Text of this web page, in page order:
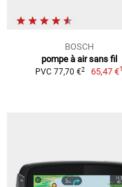
BOSCH
pompe à air sans fil
PVC 77,70 €2 65,47 €1